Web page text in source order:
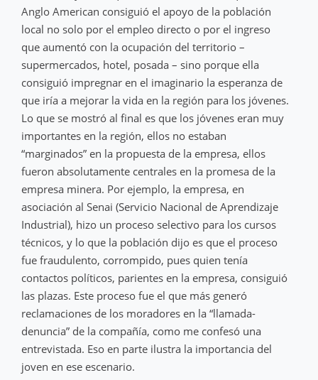
Anglo American consiguió el apoyo de la población
local no solo por el empleo directo o por el ingreso
que aumentó con la ocupación del territorio –
supermercados, hotel, posada – sino porque ella
consiguió impregnar en el imaginario la esperanza de
que iría a mejorar la vida en la región para los jóvenes.
Lo que se mostró al final es que los jóvenes eran muy
importantes en la región, ellos no estaban
“marginados” en la propuesta de la empresa, ellos
fueron absolutamente centrales en la promesa de la
empresa minera. Por ejemplo, la empresa, en
asociación al Senai (Servicio Nacional de Aprendizaje
Industrial), hizo un proceso selectivo para los cursos
técnicos, y lo que la población dijo es que el proceso
fue fraudulento, corrompido, pues quien tenía
contactos políticos, parientes en la empresa, consiguió
las plazas. Este proceso fue el que más generó
reclamaciones de los moradores en la “llamada-
denuncia” de la compañía, como me confesó una
entrevistada. Eso en parte ilustra la importancia del
joven en ese escenario.